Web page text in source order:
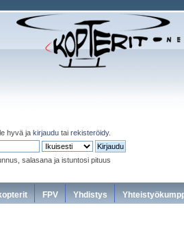
hyvä ja kirjaudu tai rekisteröidy.
salasana ja istuntosi pituus
FPV Yhdistys